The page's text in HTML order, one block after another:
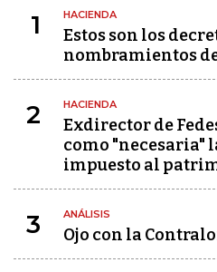
1 HACIENDA
Estos son los
nombramientos
2 HACIENDA
Exdirector de
como "necesaria"
impuesto al
3 ANÁLISIS
Ojo con la